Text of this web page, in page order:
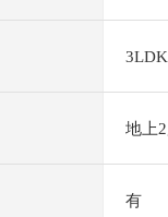
3LDK
地上
有